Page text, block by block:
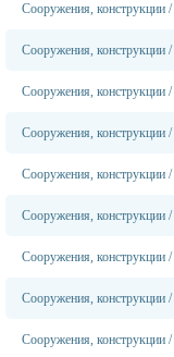
Сооружения, конструкции /
Сооружения, конструкции /
Сооружения, конструкции /
Сооружения, конструкции /
Сооружения, конструкции /
Сооружения, конструкции /
Сооружения, конструкции /
Сооружения, конструкции /
Сооружения, конструкции /